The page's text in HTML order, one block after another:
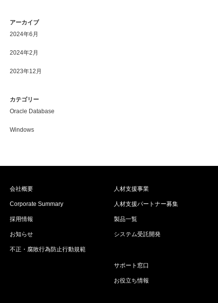
アーカイブ
2024年6月
2024年2月
2023年12月
カテゴリー
Oracle Database
Windows
会社概要
Corporate Summary
採用情報
お知らせ
不正・腐敗行為防止行動規範
人材支援事業
人材支援パートナー募集
製品一覧
システム受託開発
サポート窓口
お役立ち情報